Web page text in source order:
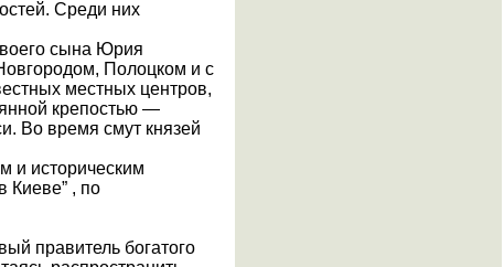
Среди них
сына Юрия
Полоцком и с
местных центров,
крепостью —
Во время смут князей
и историческим
Киеве” , по
правитель богатого